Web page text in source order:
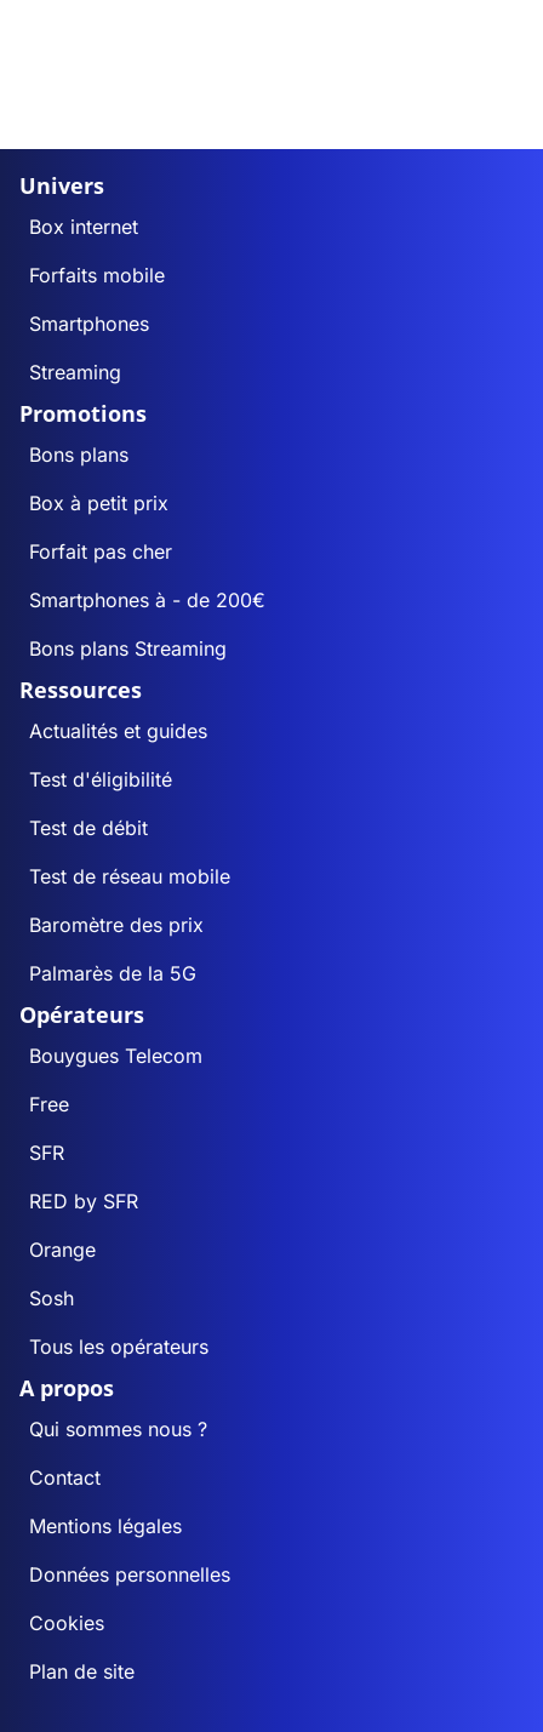
Univers
Box internet
Forfaits mobile
Smartphones
Streaming
Promotions
Bons plans
Box à petit prix
Forfait pas cher
Smartphones à - de 200€
Bons plans Streaming
Ressources
Actualités et guides
Test d'éligibilité
Test de débit
Test de réseau mobile
Baromètre des prix
Palmarès de la 5G
Opérateurs
Bouygues Telecom
Free
SFR
RED by SFR
Orange
Sosh
Tous les opérateurs
A propos
Qui sommes nous ?
Contact
Mentions légales
Données personnelles
Cookies
Plan de site